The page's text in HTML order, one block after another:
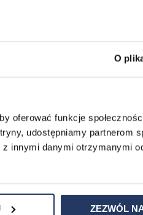
O
oferować funkcje
udostępniamy partnerom
innymi danymi otrzymanymi
ZEZWÓL
sprawozdanie z prac
Sejmu odbyło się trzecie
uchwalona i
na podstronie